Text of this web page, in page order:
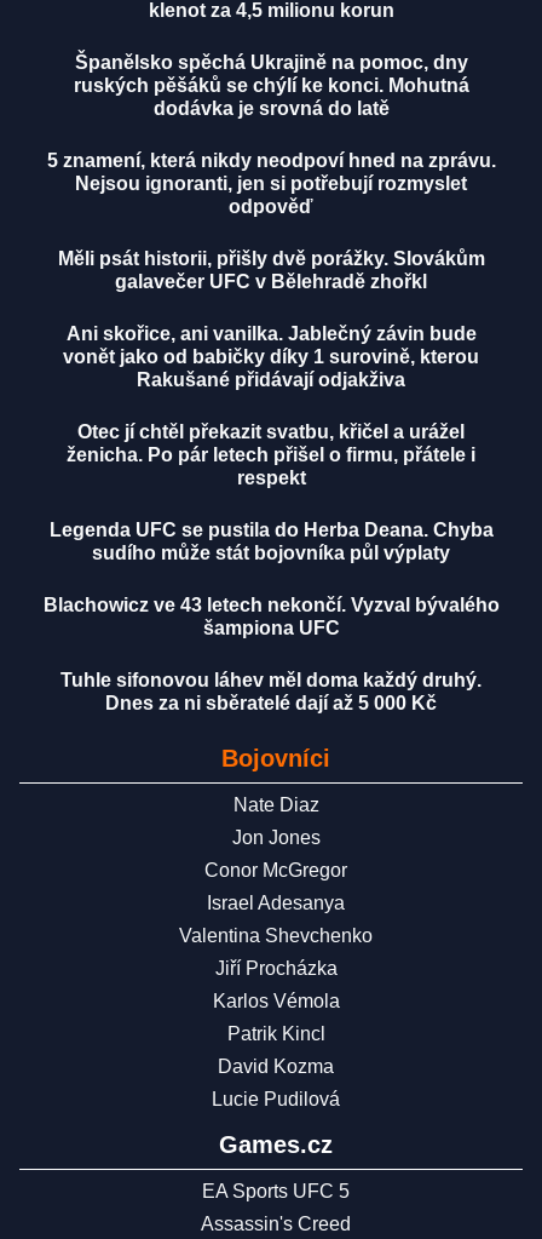
klenot za 4,5 milionu korun
Španělsko spěchá Ukrajině na pomoc, dny
ruských pěšáků se chýlí ke konci. Mohutná
dodávka je srovná do latě
5 znamení, která nikdy neodpoví hned na zprávu.
Nejsou ignoranti, jen si potřebují rozmyslet
odpověď
Měli psát historii, přišly dvě porážky. Slovákům
galavečer UFC v Bělehradě zhořkl
Ani skořice, ani vanilka. Jablečný závin bude
vonět jako od babičky díky 1 surovině, kterou
Rakušané přidávají odjakživa
Otec jí chtěl překazit svatbu, křičel a urážel
ženicha. Po pár letech přišel o firmu, přátele i
respekt
Legenda UFC se pustila do Herba Deana. Chyba
sudího může stát bojovníka půl výplaty
Blachowicz ve 43 letech nekončí. Vyzval bývalého
šampiona UFC
Tuhle sifonovou láhev měl doma každý druhý.
Dnes za ni sběratelé dají až 5 000 Kč
Bojovníci
Nate Diaz
Jon Jones
Conor McGregor
Israel Adesanya
Valentina Shevchenko
Jiří Procházka
Karlos Vémola
Patrik Kincl
David Kozma
Lucie Pudilová
Games.cz
EA Sports UFC 5
Assassin's Creed